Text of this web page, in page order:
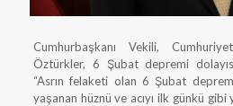
Cumhurbaşkanı Vekili,
Öztürkler, 6 Şubat depremi
“Asrın felaketi olan 6 Şubat
yaşanan hüznü ve acıyı ilk günkü